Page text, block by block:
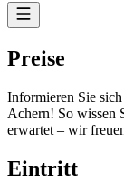
Preise
Informieren Sie
Achern! So wissen
erwartet – wir
Eintritt